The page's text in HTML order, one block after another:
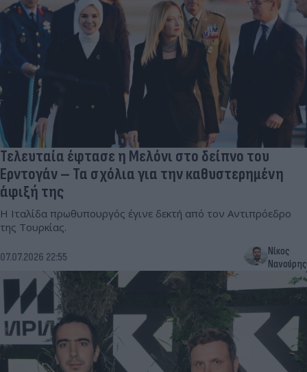
Τελευταία έφτασε η Μελόνι στο δείπνο του
Ερντογάν – Τα σχόλια για την καθυστερημένη
άφιξή της
Η Ιταλίδα πρωθυπουργός έγινε δεκτή από τον Αντιπρόεδρο
της Τουρκίας.
07.07.2026 22:55
Νίκος
Νανούρης